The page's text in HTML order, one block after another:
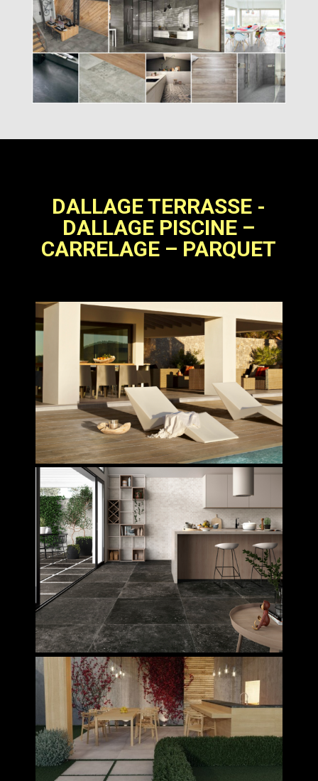
DALLAGE TERRASSE -
DALLAGE PISCINE –
CARRELAGE – PARQUET